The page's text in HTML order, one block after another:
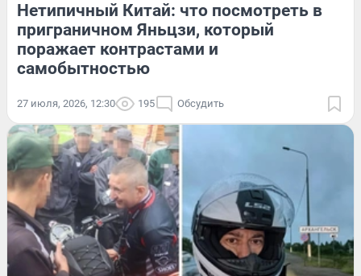
Нетипичный Китай: что посмотреть в
приграничном Яньцзи, который
поражает контрастами и
самобытностью
27 июля, 2026, 12:30 195 Обсудить